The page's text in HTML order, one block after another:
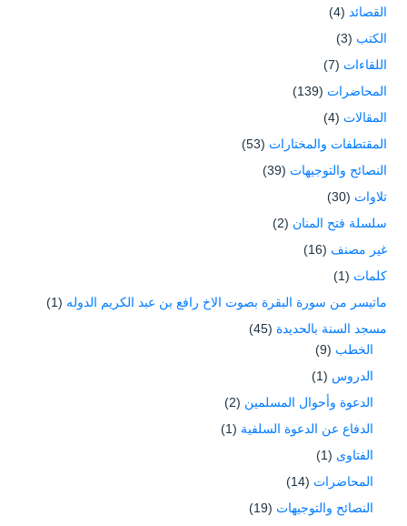
القصائد (4)
الكتب (3)
اللقاءات (7)
المحاضرات (139)
المقالات (4)
المقتطفات والمختارات (53)
النصائح والتوجيهات (39)
تلاوات (30)
سلسلة فتح المنان (2)
غير مصنف (16)
كلمات (1)
ماتيسر من سورة البقرة بصوت الاخ رافع بن عبد الكريم الدوله (1)
مسجد السنة بالحديدة (45)
الخطب (9)
الدروس (1)
الدعوة وأحوال المسلمين (2)
الدفاع عن الدعوة السلفية (1)
الفتاوى (1)
المحاضرات (14)
النصائح والتوجيهات (19)